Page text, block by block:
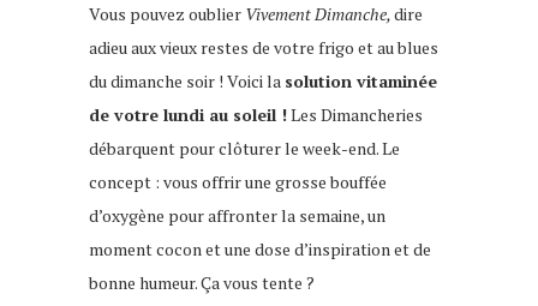
Vous pouvez oublier Vivement Dimanche,dire
adieu aux vieux restes de votre frigo et au blues
du dimanche soir ! Voici la solution vitaminée
de votre lundi au soleil !Les Dimancheries
débarquent pour clôturer le week-end. Le
concept : vous offrir une grosse bouffée
d’oxygène pour affronter la semaine, un
moment cocon et une dose d’inspiration et de
bonne humeur. Ça vous tente ?